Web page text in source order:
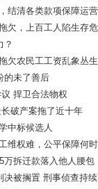
结清各类款项保障运营
欠，上百工人陷生存
？
欠农民工工资乱象丛生
的未了善后
捍卫合法物权
破产案拖了近十年
中标候选人
维权难，公平保障何
万拆迁款落入他人腰包
决被搁置 刑事侦查持